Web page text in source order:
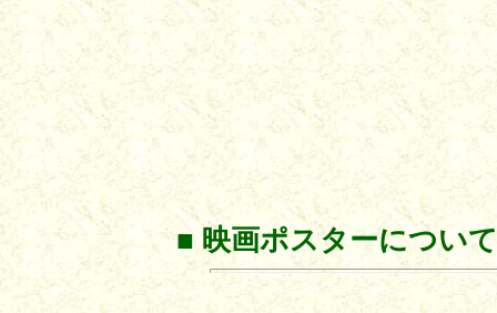
■ 映画ポスターについて